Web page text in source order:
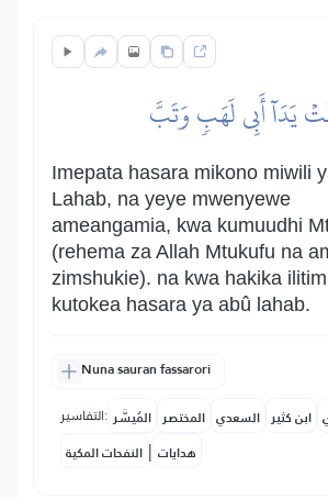
يَدَآ أَبِي لَهَبٖ وَتَبَّ
Imepata hasara mikono miwili
Lahab, na yeye mwenyewe
ameangamia, kwa kumuudhi
(rehema za Allah Mtukufu na
zimshukie). na kwa hakika
kutokea hasara ya abû lahab.
Nuna sauran fassarori
التفاسير: المُيسَّر المختصر السعدي ابن كثير
النفحات المكية | هدايات